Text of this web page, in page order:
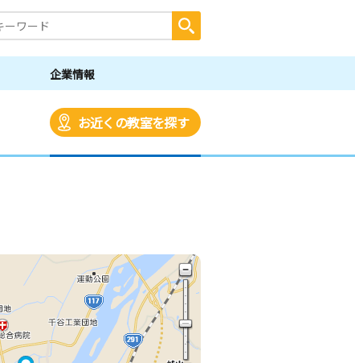
企業情報
お近くの教室を探す